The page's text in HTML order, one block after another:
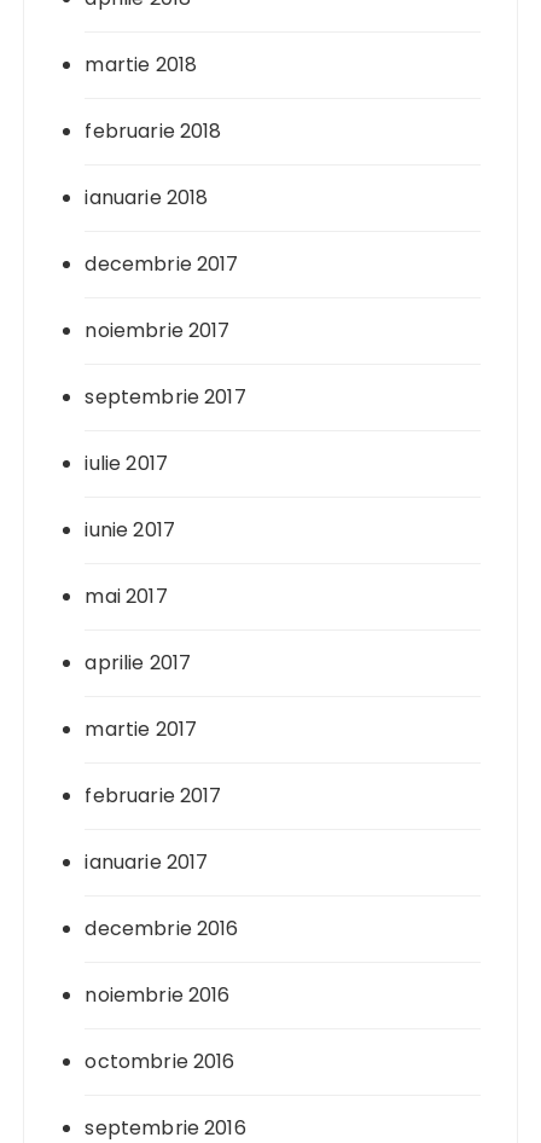
martie 2018
februarie 2018
ianuarie 2018
decembrie 2017
noiembrie 2017
septembrie 2017
iulie 2017
iunie 2017
mai 2017
aprilie 2017
martie 2017
februarie 2017
ianuarie 2017
decembrie 2016
noiembrie 2016
octombrie 2016
septembrie 2016